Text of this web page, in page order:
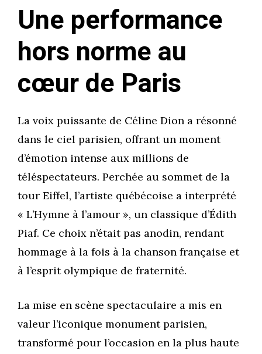
Une performance
hors norme au
cœur de Paris
La voix puissante de Céline Dion a résonné
dans le ciel parisien, offrant un moment
d’émotion intense aux millions de
téléspectateurs. Perchée au sommet de la
tour Eiffel, l’artiste québécoise a interprété
« L’Hymne à l’amour », un classique d’Édith
Piaf. Ce choix n’était pas anodin, rendant
hommage à la fois à la chanson française et
à l’esprit olympique de fraternité.
La mise en scène spectaculaire a mis en
valeur l’iconique monument parisien,
transformé pour l’occasion en la plus haute